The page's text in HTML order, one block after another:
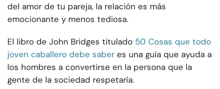
del amor de tu pareja, la relación es más
emocionante y menos tediosa.
El libro de John Bridges titulado 50 Cosas que todo
joven caballero debe saber es una guía que ayuda a
los hombres a convertirse en la persona que la
gente de la sociedad respetaría.